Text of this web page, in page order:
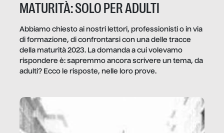
MATURITÀ: SOLO PER ADULTI
Abbiamo chiesto ai nostri lettori, professionisti o in via
di formazione, di confrontarsi con una delle tracce
della maturità 2023. La domanda a cui volevamo
rispondere è: sapremmo ancora scrivere un tema, da
adulti? Ecco le risposte, nelle loro prove.